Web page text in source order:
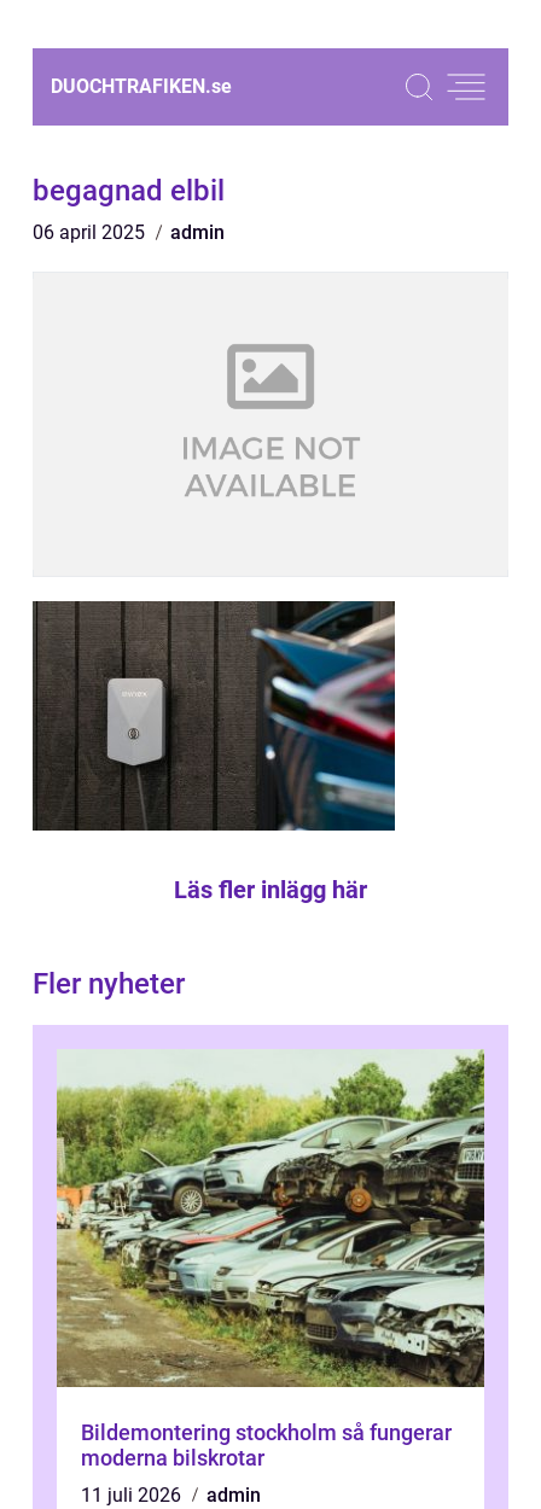
DUOCHTRAFIKEN.se
begagnad elbil
06 april 2025 admin
Läs fler inlägg här
Fler nyheter
Bildemontering stockholm så fungerar
moderna bilskrotar
11 juli 2026
admin